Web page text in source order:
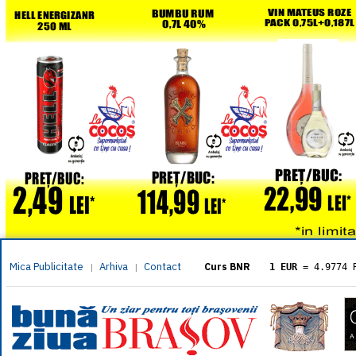
Mica Publicitate | Arhiva | Contact Curs BNR 1 EUR = 4.9774
= 5.8304
1 XAU= 464.4611
1 AED= 1.1933
1 AUD= 2.7957
1 BGN= 2.5449